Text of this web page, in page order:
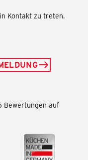
Kontakt zu treten.
Bewertungen auf